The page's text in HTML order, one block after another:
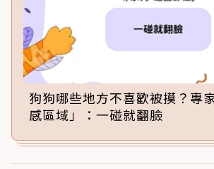
狗狗哪些地方不喜歡被摸？專
感區域」：一碰就翻臉